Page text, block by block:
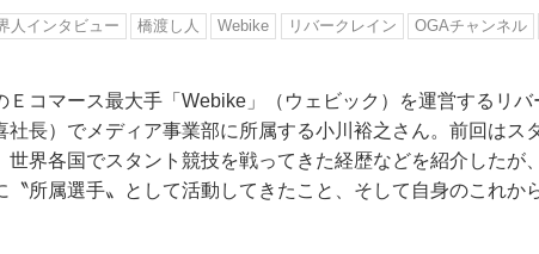
人インタビュー 橋渡し人 Webike リバークレイン OGAチャンネル
Ｅコマース最大手「Webike」（ウェビック）を運営するリ
社長）でメディア事業部に所属する小川裕之さん。前回はス
世界各国でスタント競技を戦ってきた経歴などを紹介したが
〝所属選手〟として活動してきたこと、そして自身のこれか